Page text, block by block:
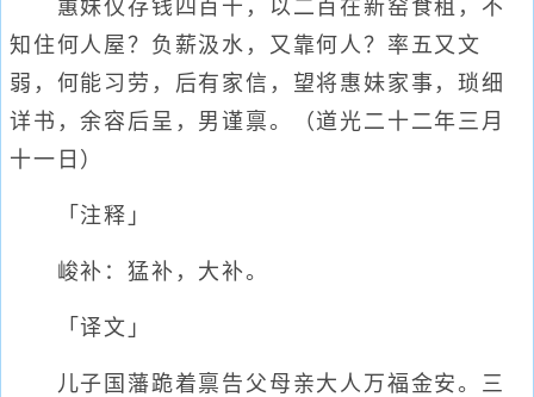
蕙妹仅存钱四百千，以二百在新窑食租，不
知住何人屋？负薪汲水，又靠何人？率五又文
弱，何能习劳，后有家信，望将惠妹家事，琐细
详书，余容后呈，男谨禀。（道光二十二年三月
十一日）
「注释」
峻补：猛补，大补。
「译文」
儿子国藩跪着禀告父母亲大人万福金安。三